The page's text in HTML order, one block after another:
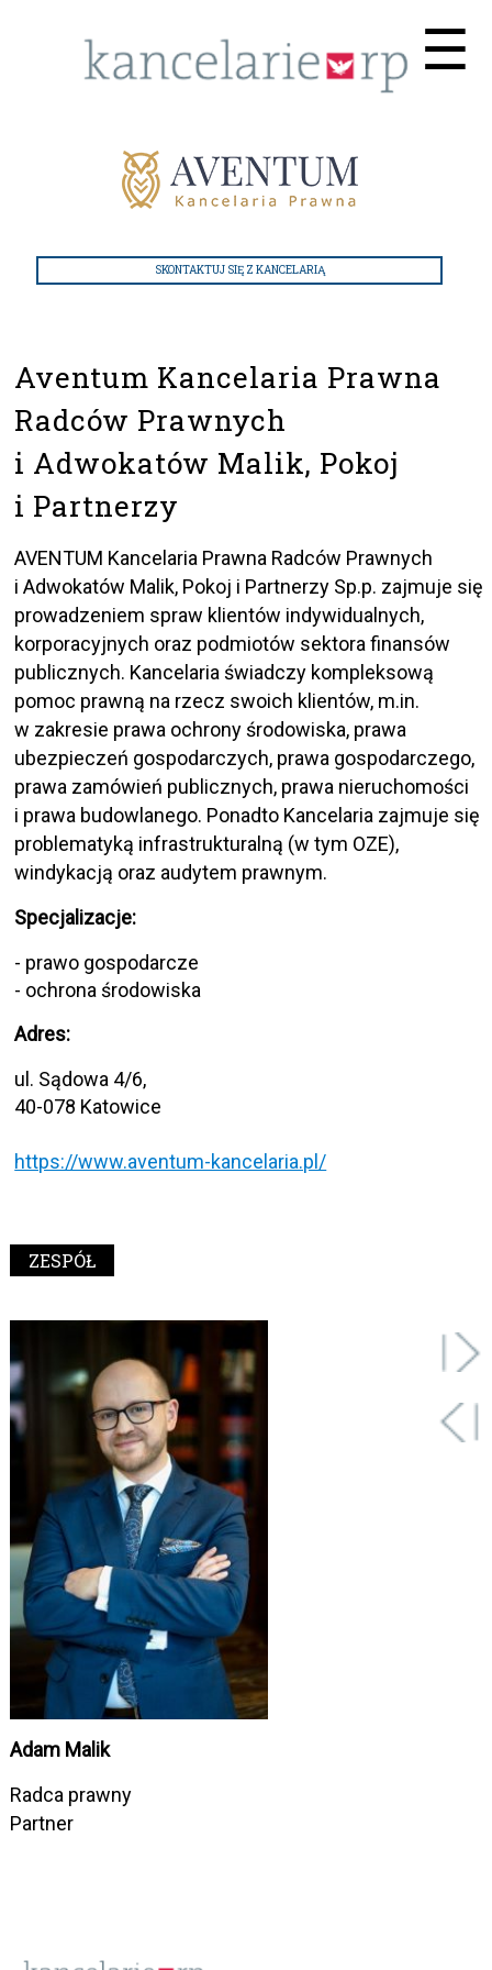
☰
SKONTAKTUJ SIĘ Z KANCELARIĄ
Aventum Kancelaria Prawna
Radców Prawnych
i Adwokatów Malik, Pokoj
i Partnerzy
AVENTUM Kancelaria Prawna Radców Prawnych
i Adwokatów Malik, Pokoj i Partnerzy Sp.p. zajmuje się
prowadzeniem spraw klientów indywidualnych,
korporacyjnych oraz podmiotów sektora finansów
publicznych. Kancelaria świadczy kompleksową
pomoc prawną na rzecz swoich klientów, m.in.
w zakresie prawa ochrony środowiska, prawa
ubezpieczeń gospodarczych, prawa gospodarczego,
prawa zamówień publicznych, prawa nieruchomości
i prawa budowlanego. Ponadto Kancelaria zajmuje się
problematyką infrastrukturalną (w tym OZE),
windykacją oraz audytem prawnym.
Specjalizacje:
- prawo gospodarcze
- ochrona środowiska
Adres:
ul. Sądowa 4/6,
40-078 Katowice
https://www.aventum-kancelaria.pl/
ZESPÓŁ
Adam Malik
Radca prawny
Partner